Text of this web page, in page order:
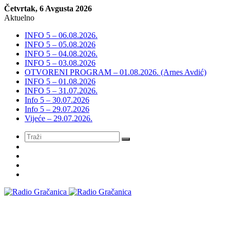
Četvrtak, 6 Avgusta 2026
Aktuelno
INFO 5 – 06.08.2026.
INFO 5 – 05.08.2026
INFO 5 – 04.08.2026.
INFO 5 – 03.08.2026
OTVORENI PROGRAM – 01.08.2026. (Arnes Avdić)
INFO 5 – 01.08.2026
INFO 5 – 31.07.2026.
Info 5 – 30.07.2026
Info 5 – 29.07.2026
Vijeće – 29.07.2026.
Meni